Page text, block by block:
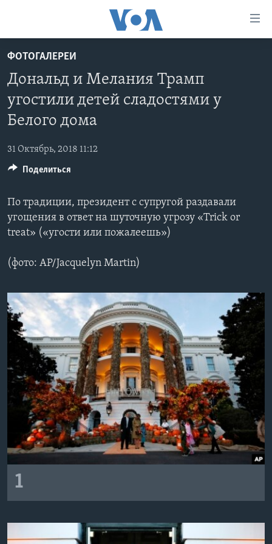
на
основной
контент
Перейти
навигации
Перейти
поиск
ПРОГРАММЫ
НОВОСТИ ЗА МИНУТУ
ИТОГИ
ПОЧЕМУ ЭТО ВАЖНО?
ДЕТАЛИ
НЬЮ-ЙОРК NEW YORK
АМЕРИКА. БОЛЬШОЕ ПУТЕШЕСТВИЕ
ПРОЕКТЫ
УЧИМ АНГЛИЙСКИЙ
НАША АМЕРИКАНСКАЯ ИСТОРИЯ
А КАК В АМЕРИКЕ?
АМЕРИКАНСКИЕ ГОРОДКИ
ТЕСТЫ
ЭКСПЕРТИЗА
ИНТЕРВЬЮ
ФАКТЫ ПРОТИВ ФЕЙКОВ
ЗА СВОБОДУ ПРЕССЫ
УЧИМ АНГЛИЙСКИЙ
ВИДЕО
ПОДПИСКА НА НОВОСТИ
Learning English
СОЦИАЛЬНЫЕ СЕТИ
Языки
ФОТОГАЛЕРЕИ
Дональд и Мелания Трамп
угостили детей сладостями у
Белого дома
31 Октябрь, 2018 11:12
По традиции, президент с супругой раздавали
угощения в ответ на шуточную угрозу «Trick or
treat» («угости или пожалеешь»)
(фото: AP/Jacquelyn Martin)
1
Поделиться